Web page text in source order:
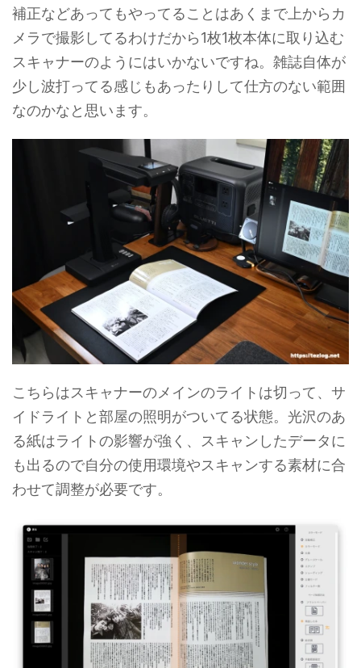
補正などあってもやってることはあくまで上からカ
メラで撮影してるわけだから1枚1枚本体に取り込む
スキャナーのようにはいかないですね。雑誌自体が
少し波打ってる感じもあったりして仕方のない範囲
なのかなと思います。
こちらはスキャナーのメインのライトは切って、サ
イドライトと部屋の照明がついてる状態。光沢のあ
る紙はライトの影響が強く、スキャンしたデータに
も出るので自分の使用環境やスキャンする素材に合
わせて調整が必要です。